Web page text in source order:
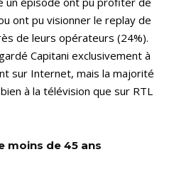
ont pu visionner le replay de
de leurs opérateurs (24%).
Capitani exclusivement à
sur Internet, mais la majorité
à la télévision que sur RTL
moins de 45 ans